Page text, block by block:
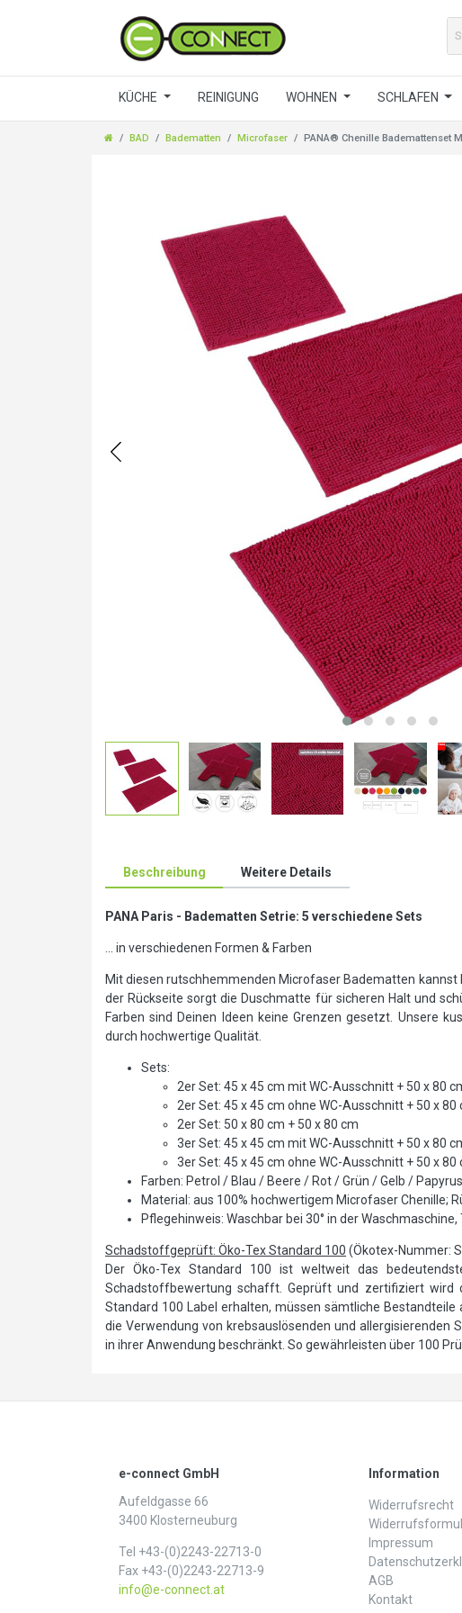
KÜCHE REINIGUNG WOHNEN SCHLAFEN
BAD Badematten Microfaser PANA® Chenille Bademattenset
Beschreibung Weitere Details
PANA Paris - Badematten Setrie: 5 verschiedene Sets
... in verschiedenen Formen & Farben
Mit diesen rutschhemmenden Microfaser Badematten
der Rückseite sorgt die Duschmatte für sicheren Halt und
Farben sind Deinen Ideen keine Grenzen gesetzt. Unsere
durch hochwertige Qualität.
Sets:
2er Set: 45 x 45 cm mit WC-Ausschnitt + 50 x 80
2er Set: 45 x 45 cm ohne WC-Ausschnitt + 50 x 80
2er Set: 50 x 80 cm + 50 x 80 cm
3er Set: 45 x 45 cm mit WC-Ausschnitt + 50 x 80
3er Set: 45 x 45 cm ohne WC-Ausschnitt + 50 x 80
Farben: Petrol / Blau / Beere / Rot / Grün / Gelb /
Material: aus 100% hochwertigem Microfaser Chenille;
Pflegehinweis: Waschbar bei 30° in der
Schadstoffgeprüft: Öko-Tex Standard 100 (Ökotex-Nummer:
Der Öko-Tex Standard 100 ist weltweit das
Schadstoffbewertung schafft. Geprüft und zertifiziert wird
Standard 100 Label erhalten, müssen sämtliche
die Verwendung von krebsauslösenden und allergisierenden
in ihrer Anwendung beschränkt. So gewährleisten über 100
e-connect GmbH
Aufeldgasse 66
3400 Klosterneuburg
Tel +43-(0)2243-22713-0
Fax +43-(0)2243-22713-9
info@e-connect.at
Information
Widerrufs­recht
Impressum
AGB
Kontakt